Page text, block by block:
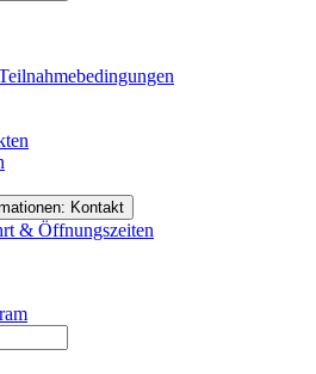
Kontakt
& Öffnungszeiten